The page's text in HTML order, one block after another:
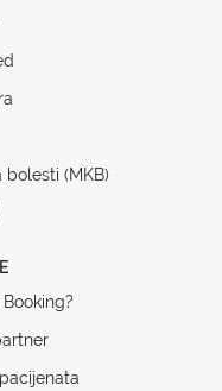
bolesti (MKB)